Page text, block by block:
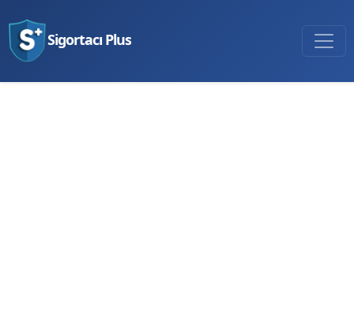
Sigortacı Plus